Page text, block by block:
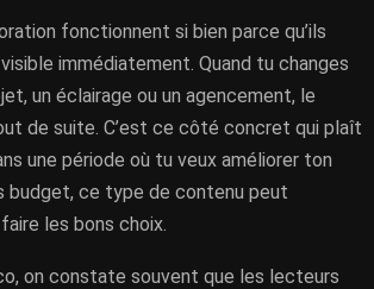
fonctionnent si bien parce qu’ils
immédiatement. Quand tu changes
un éclairage ou un agencement, le
de suite. C’est ce côté concret qui plaît
une période où tu veux améliorer ton
budget, ce type de contenu peut
les bons choix.
on constate souvent que les lecteurs